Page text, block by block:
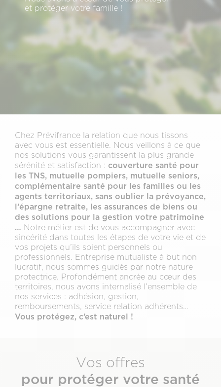
et protéger votre famille !
Chez Prévifrance la relation que nous tissons
avec vous est essentielle. Nous veillons à ce que
nos solutions vous garantissent la plus grande
sérénité et satisfaction : couverture santé pour
les TNS, mutuelle pompiers, mutuelle seniors,
complémentaire santé pour les familles ou les
agents territoriaux, sans oublier la prévoyance,
l’épargne retraite, les assurances de biens ou
des solutions pour la gestion votre patrimoine
… Notre métier est de vous accompagner avec
sincérité dans toutes les étapes de votre vie et de
vos projets qu’ils soient personnels ou
professionnels. Entreprise mutualiste à but non
lucratif, nous sommes guidés par notre nature
protectrice. Profondément ancrée au cœur des
territoires, nous avons internalisé l’ensemble de
nos services : adhésion, gestion,
remboursements, service relation adhérents…
Vous protégez, c’est naturel !
Vos offres
pour protéger votre santé